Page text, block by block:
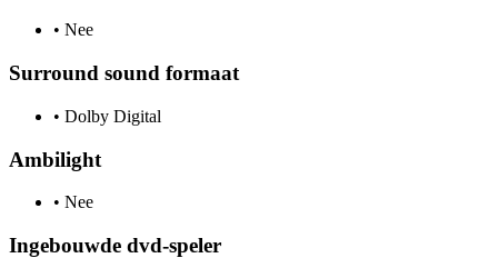
• Nee
Surround sound formaat
• Dolby Digital
Ambilight
• Nee
Ingebouwde dvd-speler